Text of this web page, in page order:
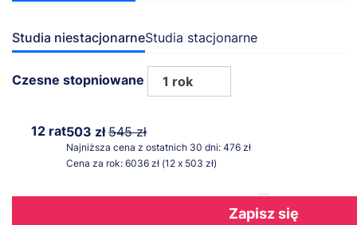
Studia niestacjonarneStudia stacjonarne
Czesne stopniowane 1 rok
12 rat503 zł545 zł
Najniższa cena z ostatnich 30 dni: 476 zł
Cena za rok: 6036 zł (12 x 503 zł)
Zapisz się